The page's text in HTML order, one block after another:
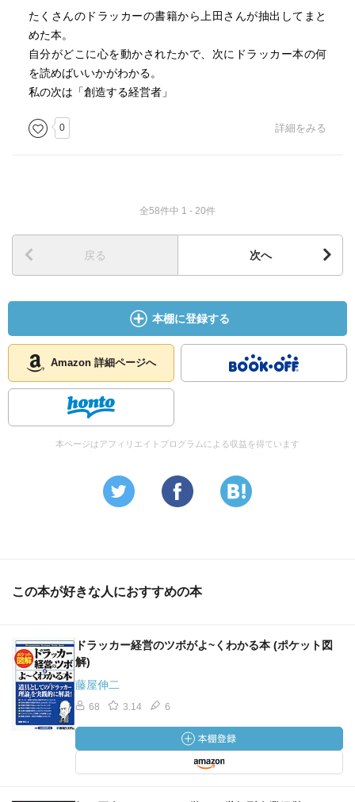
１５７「日本では誰もが経済の話をする。だが、日本にと
って最大の問題は社会のほうである。」（ネクスト・ソサ
エティ）
１５９「分析に対置するものとしての知覚こそ、１０世紀
以降の日本画における継続的な特性である」（すでに起こ
った未来）
たくさんのドラッカーの書籍から上田さんが抽出してまと
めた本。
自分がどこに心を動かされたかで、次にドラッカー本の何
を読めばいいかがわかる。
私の次は「創造する経営者」
0 詳細をみる
全58件中 1 - 20件
戻る 次へ
本棚に登録する
Amazon 詳細ページへ
本ページはアフィリエイトプログラムによる収益を得ています
この本が好きな人におすすめの本
ドラッカー経営のツボがよ~くわかる本 (ポケット図
解)
藤屋伸二
68 3.14 6